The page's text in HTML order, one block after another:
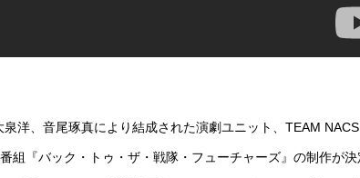
洋、音尾琢真により結成された演劇ユニット、TEAM
『バック・トゥ・ザ・戦隊・フューチャーズ』の制作が決